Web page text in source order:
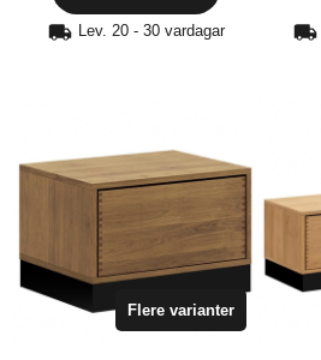
Lev. 20 - 30 vardagar
Flere varianter